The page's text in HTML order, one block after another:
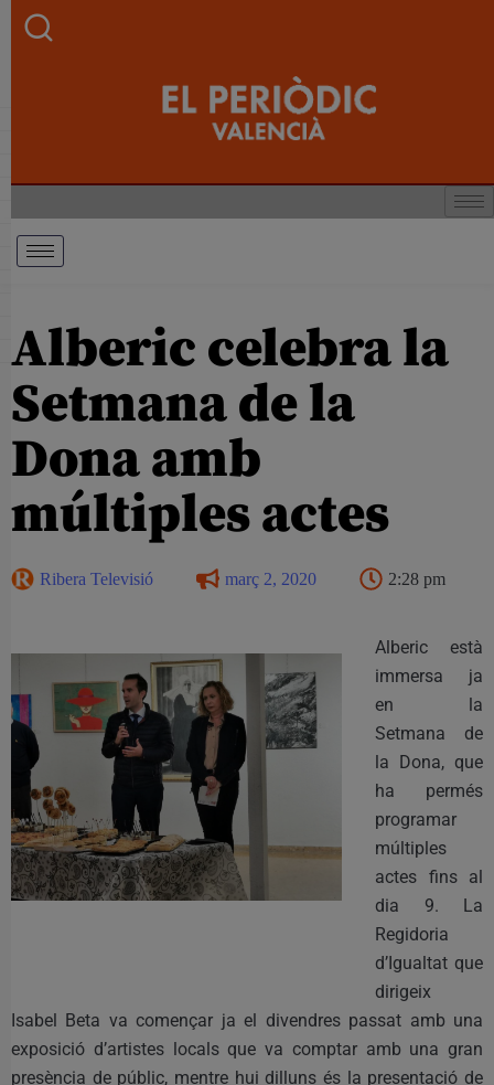
Alberic celebra la
Setmana de la
Dona amb
múltiples actes
Ribera Televisió març 2, 2020 2:28 pm
Alberic està
immersa ja
en la
Setmana de
la Dona, que
ha permés
programar
múltiples
actes fins al
dia 9. La
Regidoria
d’Igualtat que
dirigeix
Isabel Beta va començar ja el divendres passat amb una
exposició d’artistes locals que va comptar amb una gran
presència de públic, mentre hui dilluns és la presentació de